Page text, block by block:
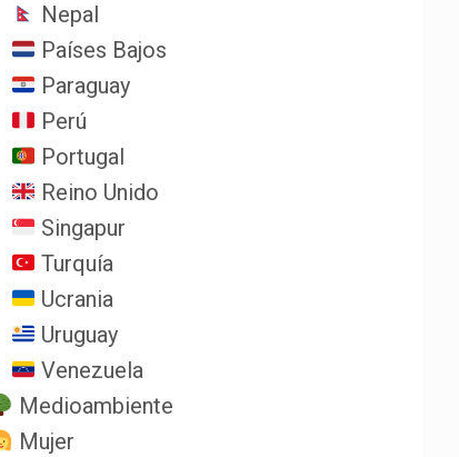
Nepal
Países Bajos
Paraguay
Perú
Portugal
Reino Unido
Singapur
Turquía
Ucrania
Uruguay
Venezuela
Medioambiente
Mujer